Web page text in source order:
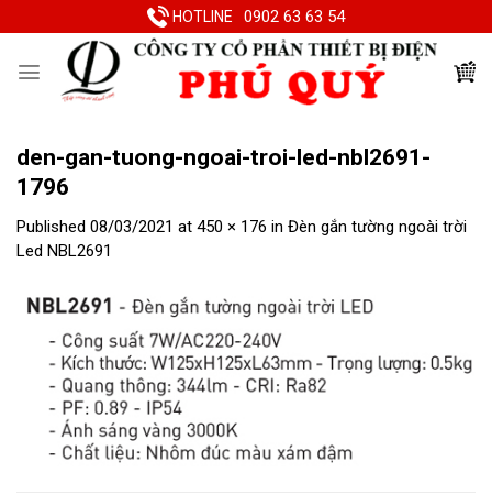
to
HOTLINE 0902 63 63 54
den-gan-tuong-ngoai-troi-led-nbl2691-
1796
Published 08/03/2021 at 450 × 176 in Đèn gắn tường ngoài trời
Led NBL2691